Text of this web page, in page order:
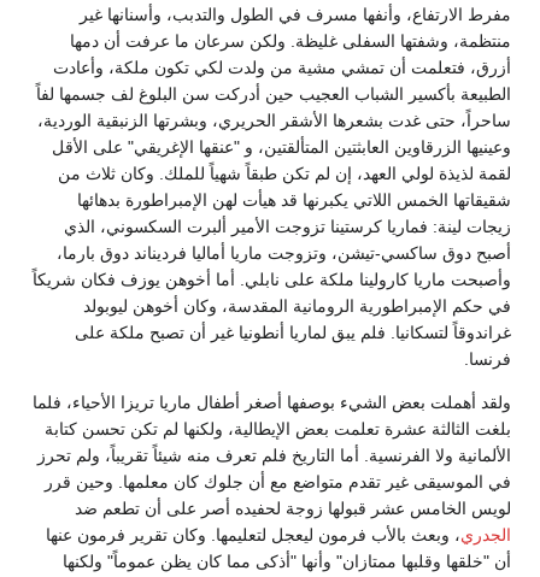
مفرط الارتفاع، وأنفها مسرف في الطول والتدبب، وأسنانها غير
منتظمة، وشفتها السفلى غليظة. ولكن سرعان ما عرفت أن دمها
أزرق، فتعلمت أن تمشي مشية من ولدت لكي تكون ملكة، وأعادت
الطبيعة بأكسير الشباب العجيب حين أدركت سن البلوغ لف جسمها لفاً
ساحراً، حتى غدت بشعرها الأشقر الحريري، وبشرتها الزنبقية الوردية،
وعينيها الزرقاوين العابثتين المتألقتين، و "عنقها الإغريقي" على الأقل
لقمة لذيذة لولي العهد، إن لم تكن طبقاً شهياً للملك. وكان ثلاث من
شقيقاتها الخمس اللاتي يكبرنها قد هيأت لهن الإمبراطورة بدهائها
زيجات لينة: فماريا كرستينا تزوجت الأمير ألبرت السكسوني، الذي
أصبح دوق ساكسي-تيشن، وتزوجت ماريا أماليا فرديناند دوق بارما،
وأصبحت ماريا كارولينا ملكة على نابلي. أما أخوهن يوزف فكان شريكاً
في حكم الإمبراطورية الرومانية المقدسة، وكان أخوهن ليوبولد
غراندوقاً لتسكانيا. فلم يبق لماريا أنطونيا غير أن تصبح ملكة على
فرنسا.
ولقد أهملت بعض الشيء بوصفها أصغر أطفال ماريا تريزا الأحياء، فلما
بلغت الثالثة عشرة تعلمت بعض الإيطالية، ولكنها لم تكن تحسن كتابة
الألمانية ولا الفرنسية. أما التاريخ فلم تعرف منه شيئاً تقريباً، ولم تحرز
في الموسيقى غير تقدم متواضع مع أن جلوك كان معلمها. وحين قرر
لويس الخامس عشر قبولها زوجة لحفيده أصر على أن تطعم ضد
الجدري، وبعث بالأب فرمون ليعجل لتعليمها. وكان تقرير فرمون عنها
أن "خلقها وقلبها ممتازان" وأنها "أذكى مما كان يظن عموماً" ولكنها